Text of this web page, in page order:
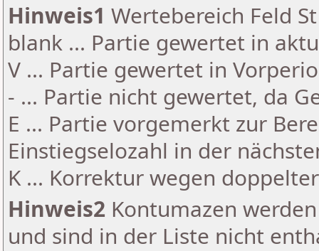
Hinweis1 Wertebereich Feld
blank ... Partie gewertet in
V ... Partie gewertet in
- ... Partie nicht gewertet, da
E ... Partie vorgemerkt zur
Einstiegselozahl in der
K ... Korrektur wegen
Hinweis2 Kontumazen
und sind in der Liste nicht